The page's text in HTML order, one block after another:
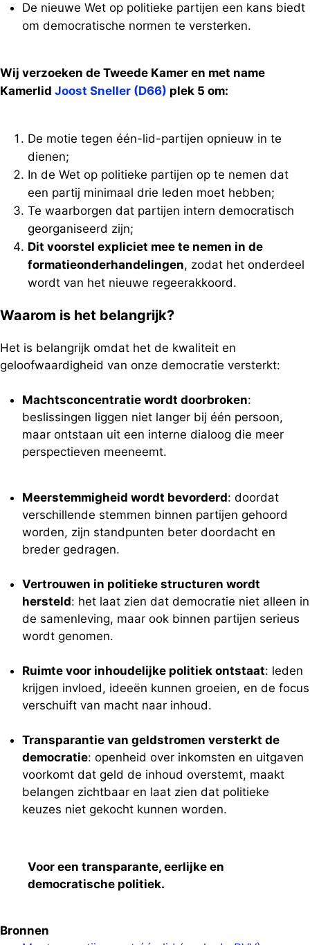
De nieuwe Wet op politieke partijen een kans biedt
om democratische normen te versterken.
Wij verzoeken de Tweede Kamer en met name
Kamerlid Joost Sneller (D66) plek 5 om:
De motie tegen één-lid-partijen opnieuw in te
dienen;
In de Wet op politieke partijen op te nemen dat
een partij minimaal drie leden moet hebben;
Te waarborgen dat partijen intern democratisch
georganiseerd zijn;
Dit voorstel expliciet mee te nemen in de
formatieonderhandelingen, zodat het onderdeel
wordt van het nieuwe regeerakkoord.
Waarom is het belangrijk?
Het is belangrijk omdat het de kwaliteit en
geloofwaardigheid van onze democratie versterkt:
Machtsconcentratie wordt doorbroken:
beslissingen liggen niet langer bij één persoon,
maar ontstaan uit een interne dialoog die meer
perspectieven meeneemt.
Meerstemmigheid wordt bevorderd: doordat
verschillende stemmen binnen partijen gehoord
worden, zijn standpunten beter doordacht en
breder gedragen.
Vertrouwen in politieke structuren wordt
hersteld: het laat zien dat democratie niet alleen in
de samenleving, maar ook binnen partijen serieus
wordt genomen.
Ruimte voor inhoudelijke politiek ontstaat: leden
krijgen invloed, ideeën kunnen groeien, en de focus
verschuift van macht naar inhoud.
Transparantie van geldstromen versterkt de
democratie: openheid over inkomsten en uitgaven
voorkomt dat geld de inhoud overstemt, maakt
belangen zichtbaar en laat zien dat politieke
keuzes niet gekocht kunnen worden.
Voor een transparante, eerlijke en
democratische politiek.
Bronnen